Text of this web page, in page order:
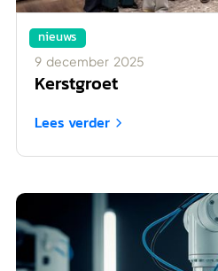
nieuws
9 december 2025
Kerstgroet
Lees verder 